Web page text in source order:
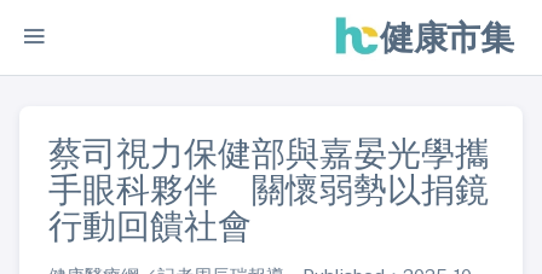
健康市集
蔡司視力保健部與嘉晏光學攜
手眼科夥伴 關懷弱勢以捐鏡
行動回饋社會